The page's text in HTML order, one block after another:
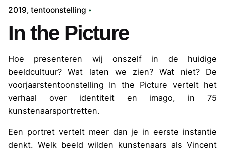
2019 tentoonstelling
In the Picture
Hoe presenteren wij onszelf in de huidige
beeldcultuur? Wat laten we zien? Wat niet? De
voorjaarstentoonstelling In the Picture vertelt het
verhaal over identiteit en imago, in 75
kunstenaarsportretten.
Een portret vertelt meer dan je in eerste instantie
denkt. Welk beeld wilden kunstenaars als Vincent